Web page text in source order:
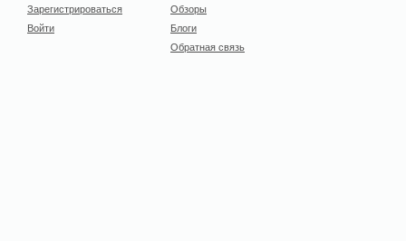
Зарегистрироваться
Войти
Обзоры
Блоги
Обратная связь